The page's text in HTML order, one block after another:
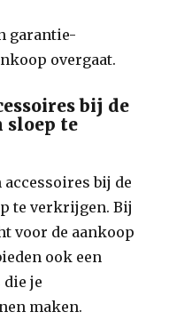
garantie-
overgaat.
bij de
sloep te
bij de
te verkrijgen. Bij
voor de aankoop
ook een
die je
maken.